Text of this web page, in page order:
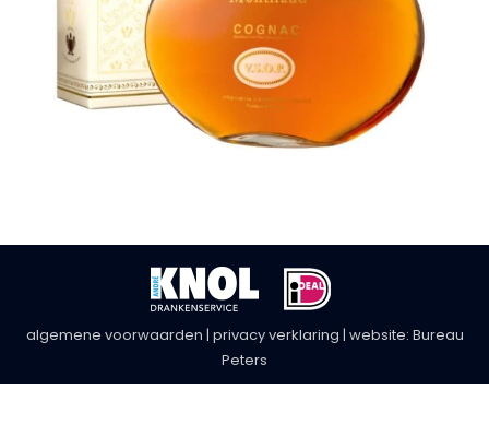
algemene voorwaarden | privacy verklaring | website: Bureau
Peters